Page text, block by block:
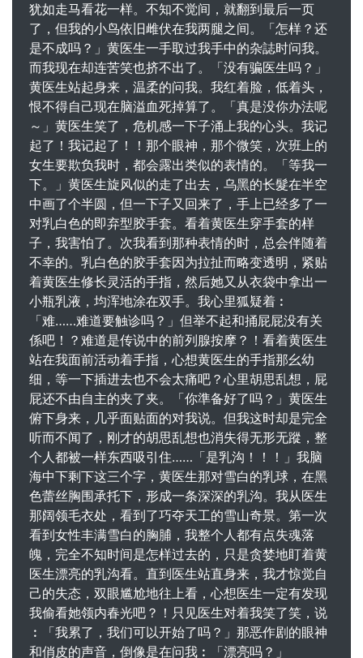
犹如走马看花一样。不知不觉间，就翻到最后一页
了，但我的小鸟依旧雌伏在我两腿之间。「怎样？还
是不成吗？」黄医生一手取过我手中的杂誌时问我。
而我现在却连苦笑也挤不出了。「没有骗医生吗？」
黄医生站起身来，温柔的问我。我红着脸，低着头，
恨不得自己现在脑溢血死掉算了。「真是没你办法呢
～」黄医生笑了，危机感一下子涌上我的心头。我记
起了！我记起了！！那个眼神，那个微笑，次班上的
女生要欺负我时，都会露出类似的表情的。「等我一
下。」黄医生旋风似的走了出去，乌黑的长髮在半空
中画了个半圆，但一下子又回来了，手上已经多了一
对乳白色的即弃型胶手套。看着黄医生穿手套的样
子，我害怕了。次我看到那种表情的时，总会伴随着
不幸的。乳白色的胶手套因为拉扯而略变透明，紧贴
着黄医生修长灵活的手指，然后她又从衣袋中拿出一
小瓶乳液，均浑地涂在双手。我心里狐疑着︰
「难……难道要触诊吗？」但举不起和捅屁屁没有关
係吧！？难道是传说中的前列腺按摩？！看着黄医生
站在我面前活动着手指，心想黄医生的手指那幺幼
细，等一下插进去也不会太痛吧？心里胡思乱想，屁
屁还不由自主的夹了夹。「你準备好了吗？」黄医生
俯下身来，几乎面贴面的对我说。但我这时却是完全
听而不闻了，刚才的胡思乱想也消失得无形无蹤，整
个人都被一样东西吸引住……「是乳沟！！！」我脑
海中下剩下这三个字，黄医生那对雪白的乳球，在黑
色蕾丝胸围承托下，形成一条深深的乳沟。我从医生
那阔领毛衣处，看到了巧夺天工的雪山奇景。第一次
看到女性丰满雪白的胸脯，我整个人都有点失魂落
魄，完全不知时间是怎样过去的，只是贪婪地盯着黄
医生漂亮的乳沟看。直到医生站直身来，我才惊觉自
己的失态，双眼尴尬地往上看，心想医生一定有发现
我偷看她领内春光吧？！只见医生对着我笑了笑，说
︰「我累了，我们可以开始了吗？」那恶作剧的眼神
和俏皮的声音，倒像是在问我︰「漂亮吗？」